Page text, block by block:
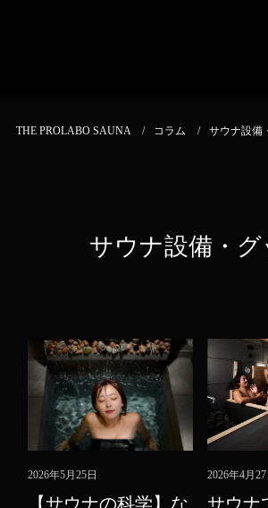
THE PROLABO SAUNA コラム サウナ設備
サウナ設備・グ
2026年5月25日
【サウナの科学】な
2026年4月27
サウナ